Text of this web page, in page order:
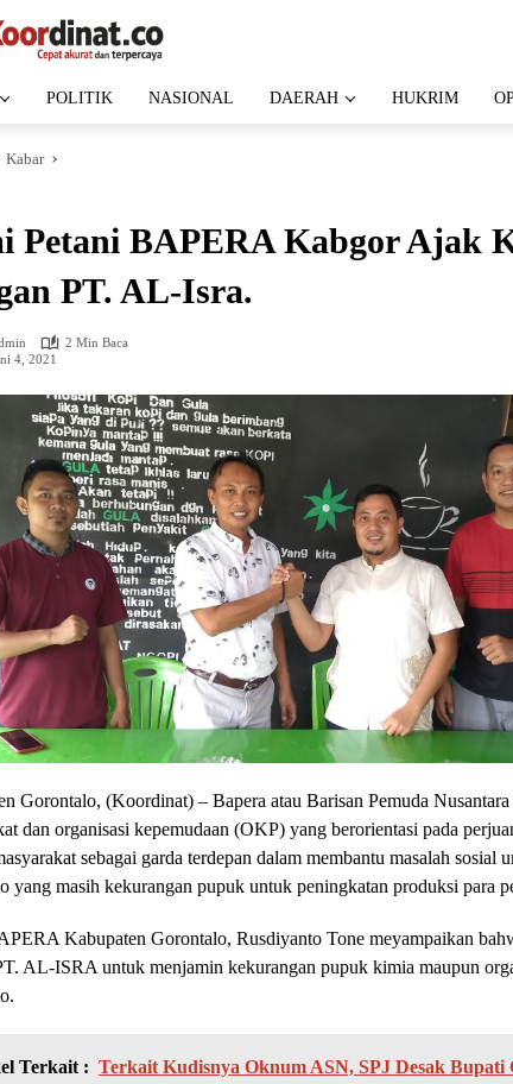
POLITIK NASIONAL DAERAH HUKRIM
Kabar
Petani BAPERA Kabgor Ajak
PT. AL-Isra.
2 Min Baca
4, 2021
Gorontalo, (Koordinat) – Bapera atau Barisan Pemuda
dan organisasi kepemudaan (OKP) yang berorientasi pada
sebagai garda terdepan dalam membantu masalah sosial
yang masih kekurangan pupuk untuk peningkatan produksi para
Kabupaten Gorontalo, Rusdiyanto Tone meyampaikan
AL-ISRA untuk menjamin kekurangan pupuk kimia maupun
Terkait : Terkait Kudisnya Oknum ASN, SPJ Desak